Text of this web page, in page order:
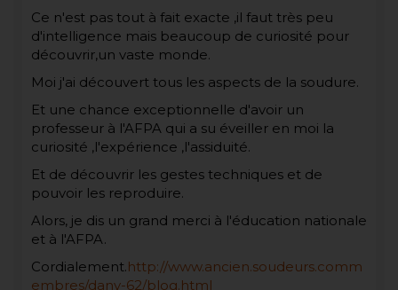
Ce n'est pas tout à fait exacte ,il faut très peu
d'intelligence mais beaucoup de curiosité pour
découvrir,un vaste monde.
Moi j'ai découvert tous les aspects de la soudure.
Et une chance exceptionnelle d'avoir un
professeur à l'AFPA qui a su éveiller en moi la
curiosité ,l'expérience ,l'assiduité.
Et de découvrir les gestes techniques et de
pouvoir les reproduire.
Alors, je dis un grand merci à l'éducation nationale
et à l'AFPA.
Cordialement.http://www.ancien.soudeurs.comm
embres/dany-62/blog.html